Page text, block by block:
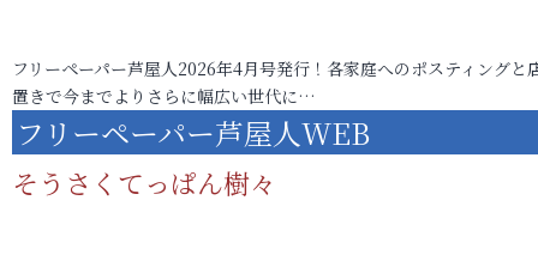
フリーペーパー芦屋人2026年4月号発行！各家庭へのポスティングと
置きで今までよりさらに幅広い世代に…
フリーペーパー芦屋人WEB
そうさくてっぱん樹々